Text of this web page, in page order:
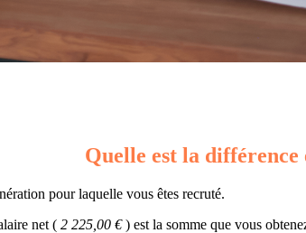
Quelle est la différence
pour laquelle vous êtes recruté.
net ( 2 225,00 €) est la somme que vous